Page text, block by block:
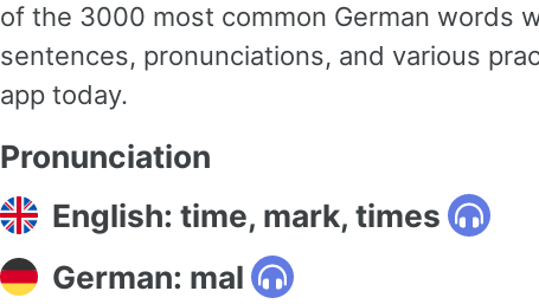
of the 3000 most common German words
sentences, pronunciations, and various
app today.
Pronunciation
English: time, mark, times
German: mal